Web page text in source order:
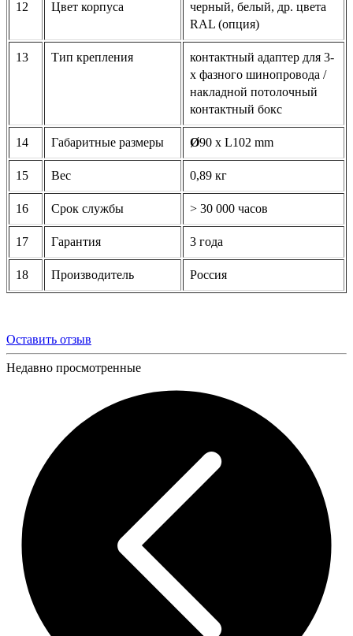
12 Цвет корпуса
черный, белый, др. цвета
RAL (опция)
13 Тип крепления
контактный адаптер для 3-
х фазного шинопровода /
накладной потолочный
контактный бокс
14 Габаритные размеры Ø90 х L102 mm
15 Вес 0,89 кг
16 Срок службы > 30 000 часов
17 Гарантия 3 года
18 Производитель Россия
Оставить отзыв
Недавно просмотренные